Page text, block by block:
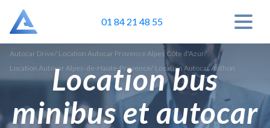
01 84 21 48 55
Autocar Drive/ Location Autocar Provence Alpes Côte d'Azur/
Location Autocar Alpes-de-Haute-Provence/ Location Autocar Authon
Location bus
minibus et autocar